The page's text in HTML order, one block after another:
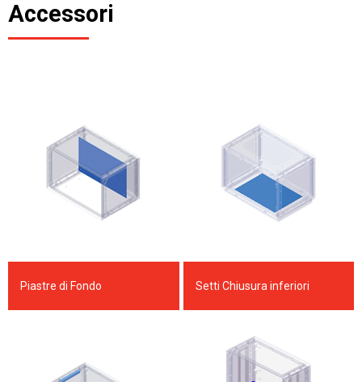
Accessori
Piastre di Fondo Setti Chiusura inferiori